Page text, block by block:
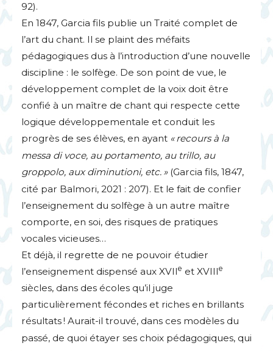
92).
En 1847, Garcia fils publie un Traité complet de
l’art du chant. Il se plaint des méfaits
pédagogiques dus à l’introduction d’une nouvelle
discipline : le solfège. De son point de vue, le
développement complet de la voix doit être
confié à un maître de chant qui respecte cette
logique développementale et conduit les
progrès de ses élèves, en ayant « recours à la
messa di voce, au portamento, au trillo, au
groppolo, aux diminutioni, etc. »(Garcia fils, 1847,
cité par Balmori, 2021 : 207). Et le fait de confier
l’enseignement du solfège à un autre maître
comporte, en soi, des risques de pratiques
vocales vicieuses…
Et déjà, il regrette de ne pouvoir étudier
l’enseignement dispensé aux XVIIe et XVIIIe
siècles, dans des écoles qu’il juge
particulièrement fécondes et riches en brillants
résultats! Aurait-il trouvé, dans ces modèles du
passé, de quoi étayer ses choix pédagogiques, qui